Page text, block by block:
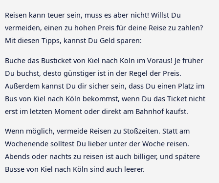
Reisen kann teuer sein, muss es aber nicht! Willst Du
vermeiden, einen zu hohen Preis für deine Reise zu zahlen?
Mit diesen Tipps, kannst Du Geld sparen:
Buche das Busticket von Kiel nach Köln im Voraus! Je früher
Du buchst, desto günstiger ist in der Regel der Preis.
Außerdem kannst Du dir sicher sein, dass Du einen Platz im
Bus von Kiel nach Köln bekommst, wenn Du das Ticket nicht
erst im letzten Moment oder direkt am Bahnhof kaufst.
Wenn möglich, vermeide Reisen zu Stoßzeiten. Statt am
Wochenende solltest Du lieber unter der Woche reisen.
Abends oder nachts zu reisen ist auch billiger, und spätere
Busse von Kiel nach Köln sind auch leerer.